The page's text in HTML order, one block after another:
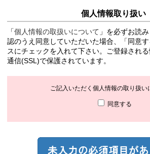
個人情報取り扱い
「個人情報の取扱いについて 」を必ずお読
認のうえ同意していただいた場合、「同意
スにチェックを入れて下さい。ご登録され
通信(SSL)で保護されています。
ご記入いただく個人情報の取り扱い
同意する